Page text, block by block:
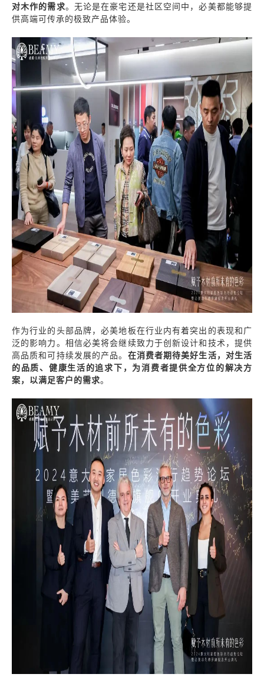
对木作的需求。无论是在豪宅还是社区空间中，必美都能够提
供高端可传承的极致产品体验。
作为行业的头部品牌，必美地板在行业内有着突出的表现和广
泛的影响力。相信必美将会继续致力于创新设计和技术，提供
高品质和可持续发展的产品。 在消费者期待美好生活，对生活
的品质、健康生活的追求下，为消费者提供全方位的解决方
案，以满足客户的需求。